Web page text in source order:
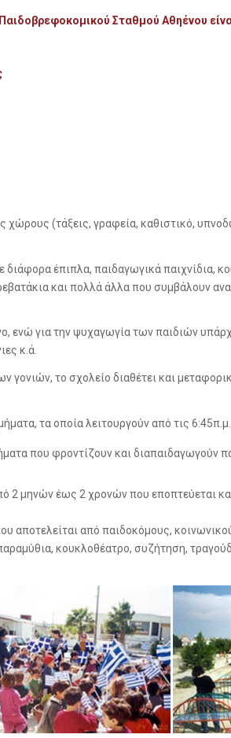
Σταθμού Αθηένου
χώρους (τάξεις, γραφεία, καθιστικό,
διάφορα έπιπλα, παιδαγωγικά παιχνίδια,
και πολλά άλλα που συμβάλουν
ενώ για την ψυχαγωγία των παιδιών
κ.ά.
γονιών, το σχολείο διαθέτει και
τα οποία λειτουργούν από τις
που φροντίζουν και διαπαιδαγωγούν
2 μηνών έως 2 χρονών που εποπτεύεται
αποτελείται από παιδοκόμους,
κουκλοθέατρο, συζήτηση,